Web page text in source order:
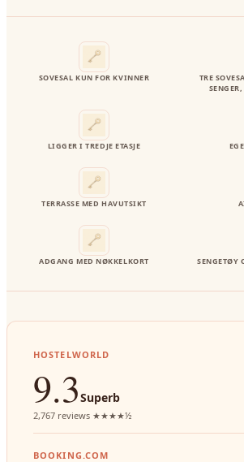
SOVESAL KUN FOR KVINNER
TRE
LIGGER I TREDJE ETASJE
TERRASSE MED HAVUTSIKT
ADGANG MED NØKKELKORT SENGETØY
HOSTELWORLD
9.3Superb
2,767 reviews ★★★★½
BOOKING.COM